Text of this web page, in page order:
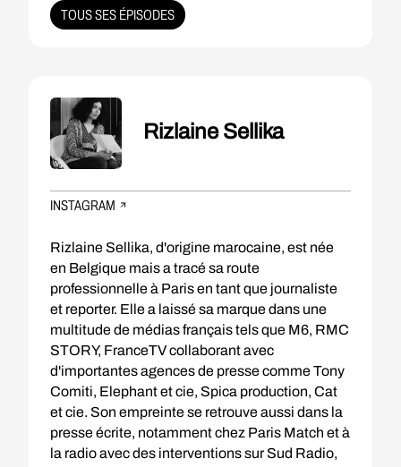
TOUS SES ÉPISODES
Rizlaine Sellika
INSTAGRAM
Rizlaine Sellika, d'origine marocaine, est née
en Belgique mais a tracé sa route
professionnelle à Paris en tant que journaliste
et reporter. Elle a laissé sa marque dans une
multitude de médias français tels que M6, RMC
STORY, FranceTV collaborant avec
d'importantes agences de presse comme Tony
Comiti, Elephant et cie, Spica production, Cat
et cie. Son empreinte se retrouve aussi dans la
presse écrite, notamment chez Paris Match et à
la radio avec des interventions sur Sud Radio,